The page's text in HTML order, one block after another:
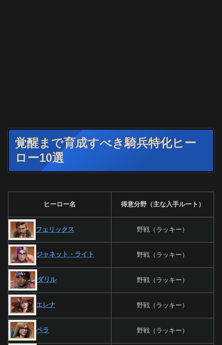
覚醒まで育成すべき騎兵特化ヒー
ロー10選
ヒーロー名 得意分野（主な入手ルート）
フェリックス 野戦（ラッキー）
ジャネット・ライト 野戦（ラッキー）
ダリル 野戦（ラッキー）
エレナ 野戦（ラッキー）
ベラ 野戦（ラッキー）